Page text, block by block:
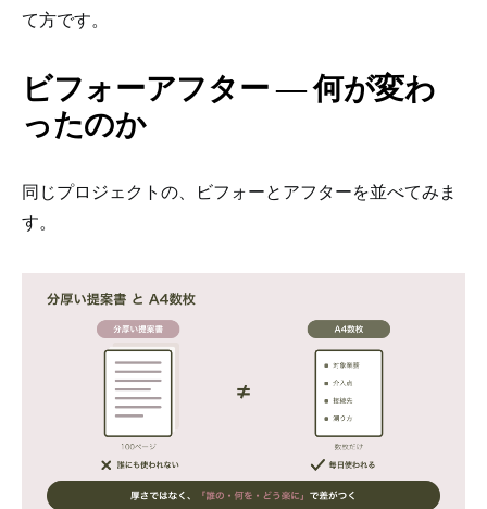
て方です。
ビフォーアフター ― 何が変わ
ったのか
同じプロジェクトの、ビフォーとアフターを並べてみま
す。